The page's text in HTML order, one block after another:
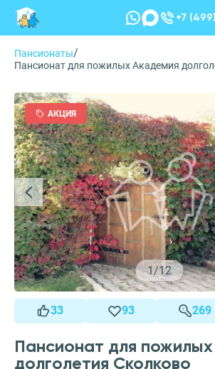
+7
Пансионаты/
Пансионат для пожилых Академия
1/12
АКЦИЯ
33 93 269
Пансионат для
долголетия Сколково